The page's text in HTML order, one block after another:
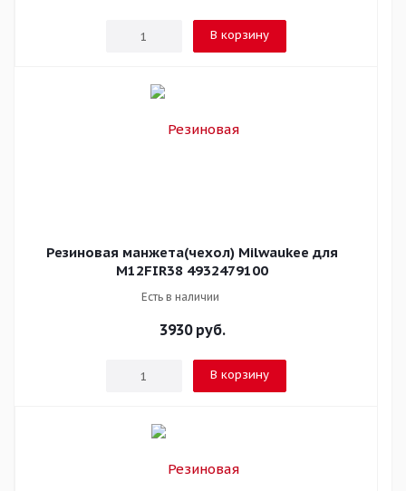
В корзину
Резиновая манжета(чехол) Milwaukee для
M12FIR38 4932479100
Есть в наличии
3930руб.
В корзину